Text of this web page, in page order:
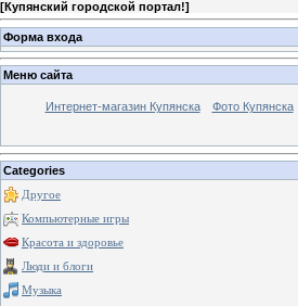
[Купянский городской портал!]
Форма входа
Меню сайта
Интернет-магазин Купянска Фото Купянска
Categories
Другое
Компьютерные игры
Красота и здоровье
Люди и блоги
Музыка